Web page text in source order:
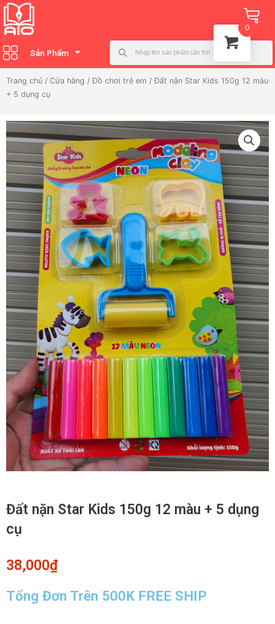
Nhảy
tới
nội
dung
Sản Phẩm
Search
Trang chủ / Cửa hàng /Đồ chơi trẻ em / Đất nặn Star Kids 150g 12 màu
+ 5 dụng cụ
Đất nặn Star Kids 150g 12 màu + 5 dụng
cụ
38,000₫
Tổng Đơn Trên 500K FREE SHIP
0